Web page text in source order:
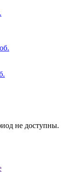
не доступны.